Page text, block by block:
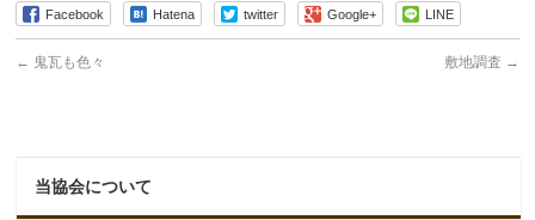
Facebook Hatena twitter Google+ LINE
← 鬼瓦も色々 敷地調査 →
当協会について